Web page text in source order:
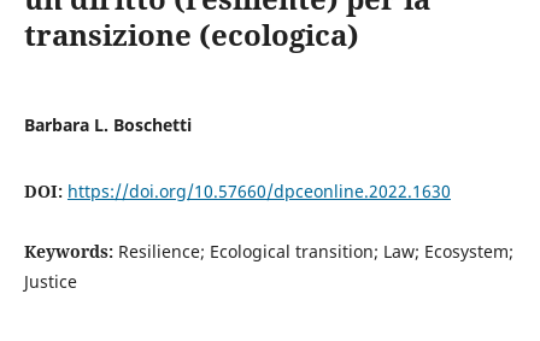
transizione (ecologica)
Barbara L. Boschetti
DOI: https://doi.org/10.57660/dpceonline.2022.1630
Keywords: Resilience; Ecological transition; Law; Ecosystem;
Justice